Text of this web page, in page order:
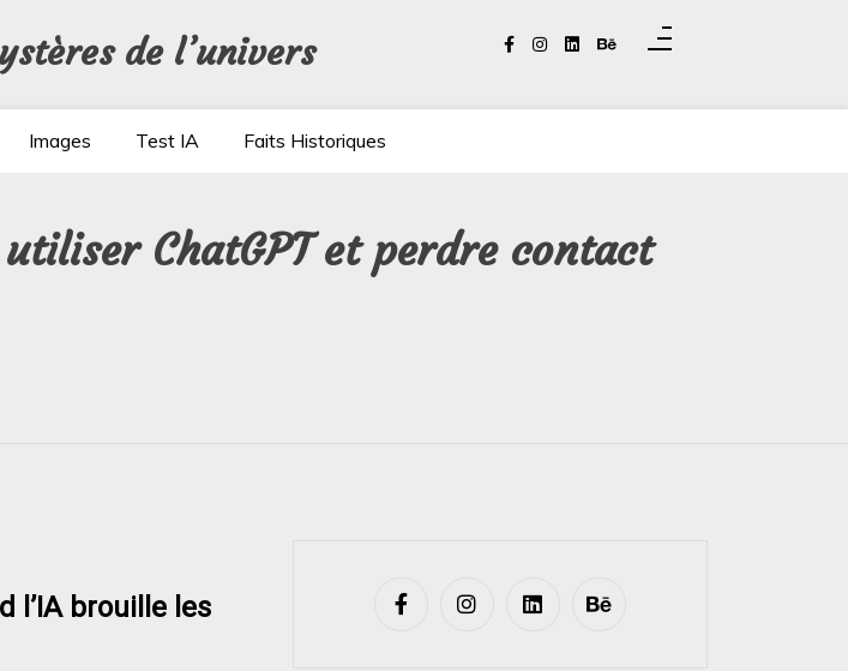
de l’univers
Images Test IA Faits Historiques
ChatGPT et perdre contact
l’IA brouille les